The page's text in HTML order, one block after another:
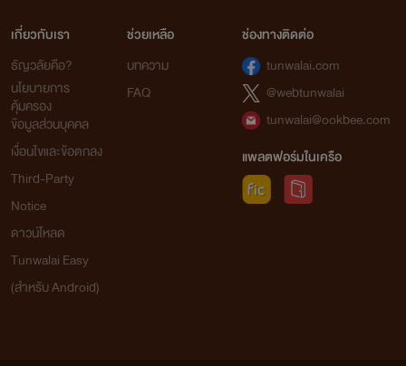
เกี่ยวกับเรา
ธัญวลัยคือ?
นโยบายการ
คุ้มครอง
ข้อมูลส่วนบุคคล
เงื่อนไขและข้อตกลง
Third-Party
Notice
ดาวน์โหลด
Tunwalai Easy
(สำหรับ Android)
ช่วยเหลือ
บทความ
FAQ
ช่องทางติดต่อ
tunwalai.com
@webtunwalai
tunwalai@ookbee.com
แพลตฟอร์มในเครือ